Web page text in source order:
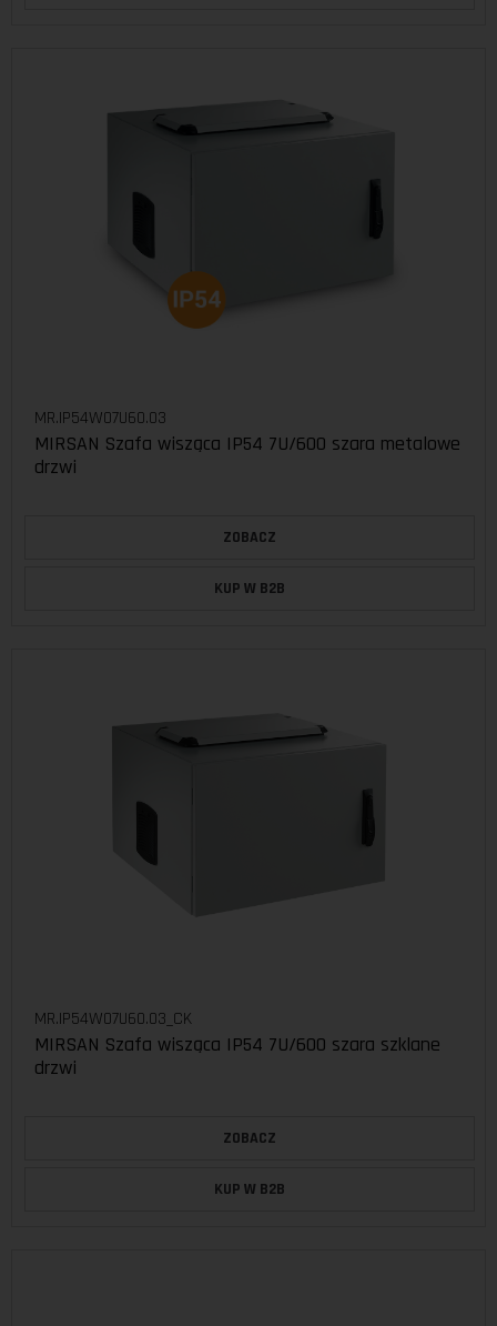
MR.IP54W07U60.03
MIRSAN Szafa wisząca IP54 7U/600 szara metalowe
drzwi
ZOBACZ
KUP W B2B
MR.IP54W07U60.03_CK
MIRSAN Szafa wisząca IP54 7U/600 szara szklane
drzwi
ZOBACZ
KUP W B2B